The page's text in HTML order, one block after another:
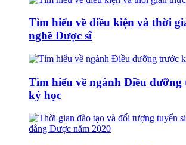
Tìm hiểu về điều kiện và thời
nghề Dược sĩ
Tìm hiểu về ngành Điều
ký học